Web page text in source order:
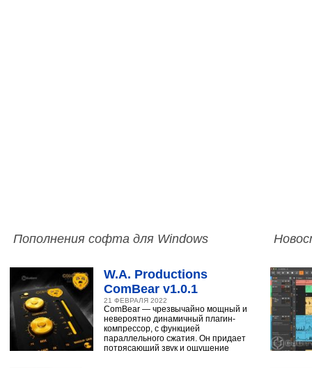
Пополнения софта для Windows
W.A. Productions
ComBear v1.0.1
21 ФЕВРАЛЯ 2022
ComBear — чрезвычайно мощный и
невероятно динамичный плагин-
компрессор, с функцией
параллельного сжатия. Он придает
потрясающий звук и ощущение